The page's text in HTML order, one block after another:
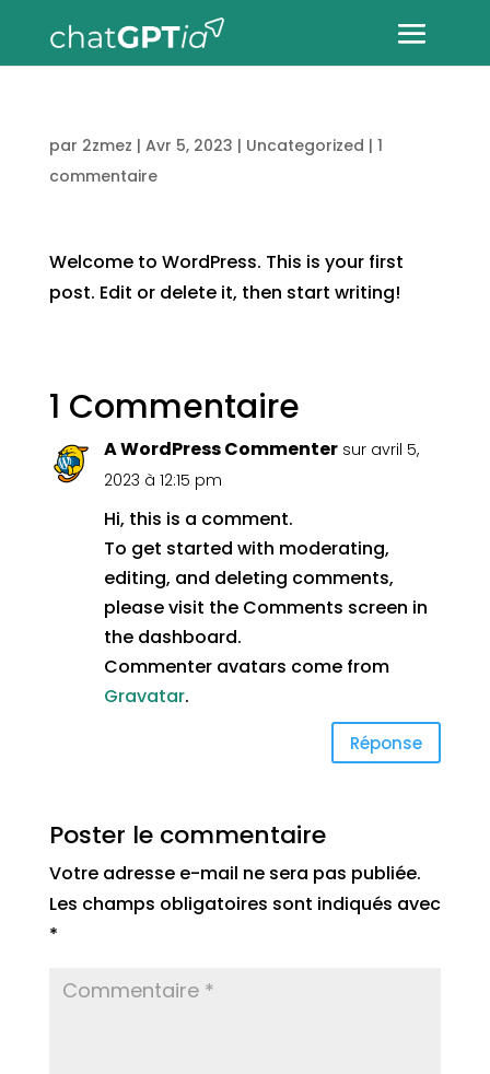
par 2zmez | Avr 5, 2023 | Uncategorized | 1
commentaire
Welcome to WordPress. This is your first
post. Edit or delete it, then start writing!
1 Commentaire
A WordPress Commenter sur avril 5,
2023 à 12:15 pm
Hi, this is a comment.
To get started with moderating,
editing, and deleting comments,
please visit the Comments screen in
the dashboard.
Commenter avatars come from
Gravatar.
Réponse
Poster le commentaire
Votre adresse e-mail ne sera pas publiée.
Les champs obligatoires sont indiqués avec
*